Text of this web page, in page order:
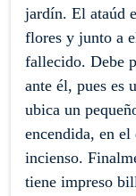
jardín. El ataúd
flores y junto a
fallecido. Debe
ante él, pues es
ubica un
encendida, en el
incienso.
tiene impreso